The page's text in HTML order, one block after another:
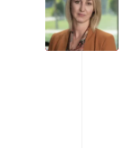
BioNTech